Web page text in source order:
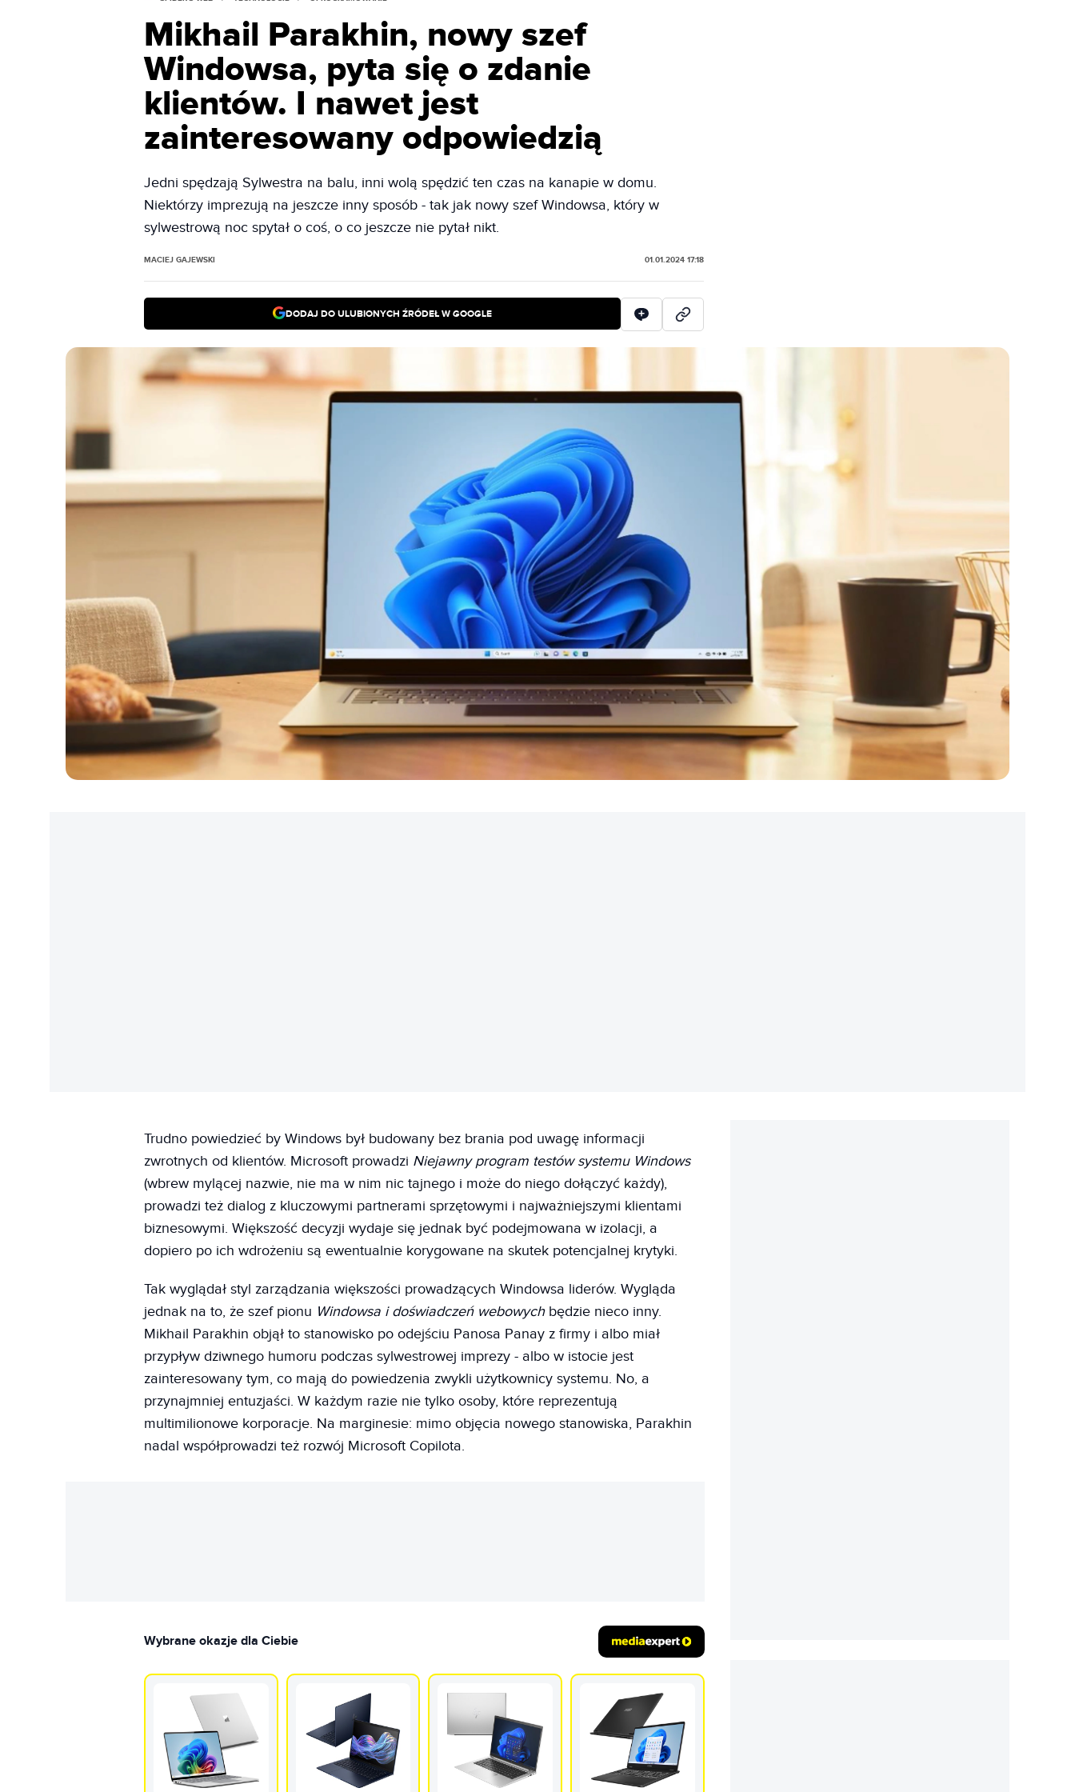
Mikhail Parakhin, nowy szef
Windowsa, pyta się o zdanie
klientów. I nawet jest
zainteresowany odpowiedzią
Jedni spędzają Sylwestra na balu, inni wolą spędzić ten czas na kanapie w domu.
Niektórzy imprezują na jeszcze inny sposób - tak jak nowy szef Windowsa, który w
sylwestrową noc spytał o coś, o co jeszcze nie pytał nikt.
MACIEJ GAJEWSKI 01.01.2024 17:18
DODAJ DO ULUBIONYCH ŹRÓDEŁ W GOOGLE
Trudno powiedzieć by Windows był budowany bez brania pod uwagę informacji
zwrotnych od klientów. Microsoft prowadzi Niejawny program testów systemu Windows
(wbrew mylącej nazwie, nie ma w nim nic tajnego i może do niego dołączyć każdy),
prowadzi też dialog z kluczowymi partnerami sprzętowymi i najważniejszymi klientami
biznesowymi. Większość decyzji wydaje się jednak być podejmowana w izolacji, a
dopiero po ich wdrożeniu są ewentualnie korygowane na skutek potencjalnej krytyki.
Tak wyglądał styl zarządzania większości prowadzących Windowsa liderów. Wygląda
jednak na to, że szef pionu Windowsa i doświadczeń webowychbędzie nieco inny.
Mikhail Parakhin objął to stanowisko po odejściu Panosa Panay z firmy i albo miał
przypływ dziwnego humoru podczas sylwestrowej imprezy - albo w istocie jest
zainteresowany tym, co mają do powiedzenia zwykli użytkownicy systemu. No, a
przynajmniej entuzjaści. W każdym razie nie tylko osoby, które reprezentują
multimilionowe korporacje. Na marginesie: mimo objęcia nowego stanowiska, Parakhin
nadal współprowadzi też rozwój Microsoft Copilota.
Wybrane okazje dla Ciebie